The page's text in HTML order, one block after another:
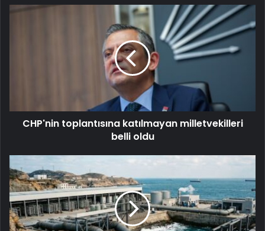
CHP'nin toplantısına katılmayan milletvekilleri
belli oldu